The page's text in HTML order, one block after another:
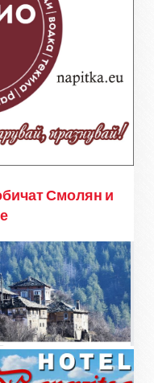
Смолян и